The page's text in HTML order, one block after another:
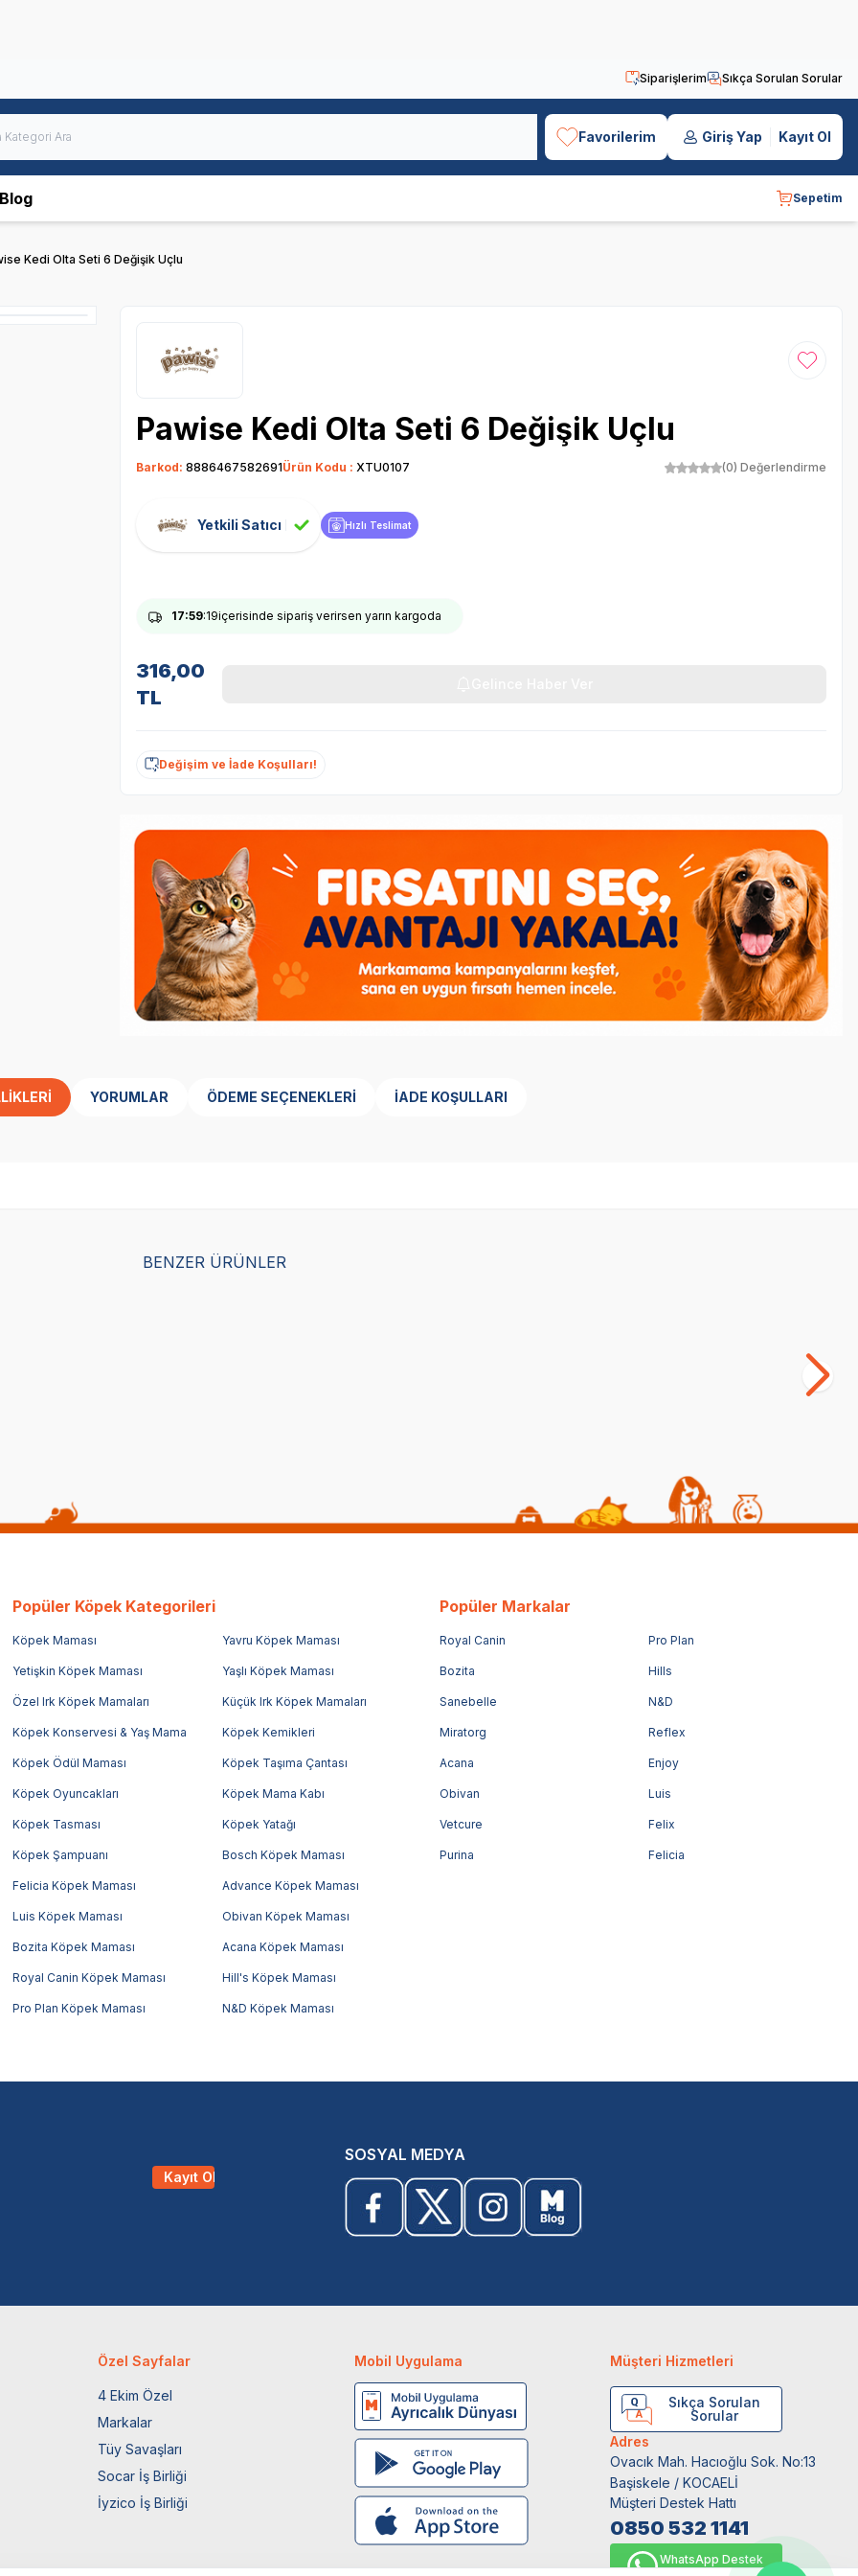
Siparişlerim Sıkça Sorulan Sorular
Favorilerim Giriş Yap Kayıt Ol
Blog Sepetim
Kedi Olta Seti 6 Değişik Uçlu
Favoriye
Pawise Kedi Olta Seti 6 Değişik Uçlu
Barkod: 8886467582691Ürün Kodu : XTU0107 (0) Değerlendirme
Yetkili Satıcı Hızlı Teslimat
17:59:18içerisinde sipariş verirsen yarın kargoda
316,00
TL
Değişim ve İade Koşulları!
YORUMLAR ÖDEME SEÇENEKLERI İADE KOŞULLARI
BENZER ÜRÜNLER
Popüler Köpek Kategorileri
Köpek Maması Yavru Köpek Maması
Yetişkin Köpek Maması Yaşlı Köpek Maması
Özel Irk Köpek Mamaları Küçük Irk Köpek Mamaları
Köpek Konservesi & Yaş Mama Köpek Kemikleri
Köpek Ödül Maması Köpek Taşıma Çantası
Köpek Oyuncakları Köpek Mama Kabı
Köpek Tasması Köpek Yatağı
Köpek Şampuanı Bosch Köpek Maması
Felicia Köpek Maması Advance Köpek Maması
Luis Köpek Maması Obivan Köpek Maması
Bozita Köpek Maması Acana Köpek Maması
Royal Canin Köpek Maması Hill's Köpek Maması
Pro Plan Köpek Maması N&D Köpek Maması
Popüler Markalar
Royal Canin Pro Plan
Bozita Hills
Sanebelle N&D
Miratorg Reflex
Acana Enjoy
Obivan Luis
Vetcure Felix
Purina Felicia
Kayıt Ol
SOSYAL MEDYA
Özel Sayfalar
4 Ekim Özel
Markalar
Tüy Savaşları
Socar İş Birliği
İyzico İş Birliği
Mobil Uygulama Müşteri Hizmetleri
Sıkça Sorulan
Sorular
Adres
Ovacık Mah. Hacıoğlu Sok. No:13
Başiskele / KOCAELİ
Müşteri Destek Hattı
0850 532 1141
WhatsApp Destek